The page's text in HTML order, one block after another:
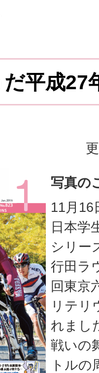
平成27
写真の
11月16
日本学
シリー
行田ラ
回東京
リテリ
れまし
戦いの
トルの